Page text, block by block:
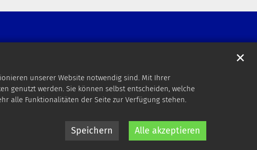
unserer Website notwendig sind. Mit Ihrer
genutzt werden. Sie können selbst entscheiden, welche
alle Funktionalitäten der Seite zur Verfügung stehen.
Speichern Alle akzeptieren
✕